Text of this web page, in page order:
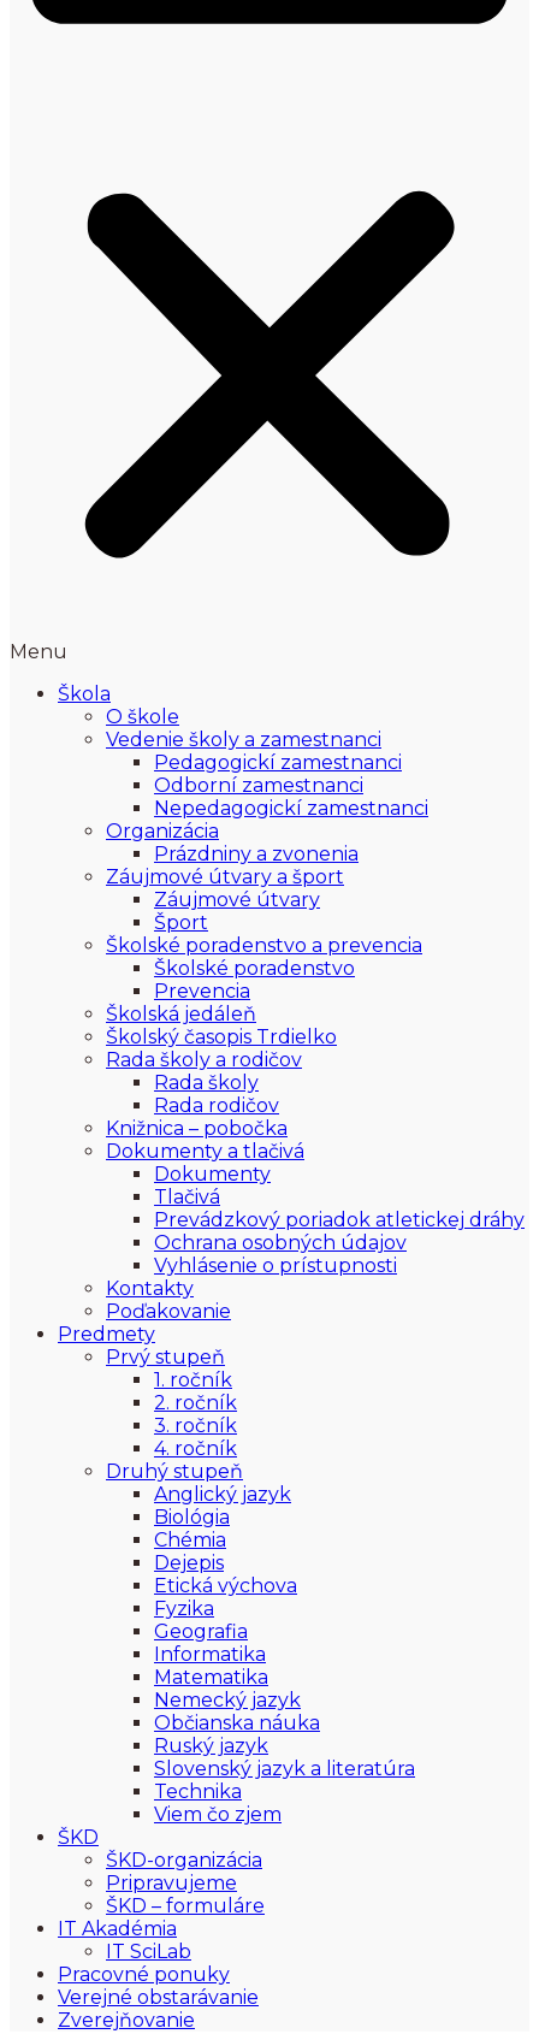
Menu
Škola
O škole
Vedenie školy a zamestnanci
Pedagogickí zamestnanci
Odborní zamestnanci
Nepedagogickí zamestnanci
Organizácia
Prázdniny a zvonenia
Záujmové útvary a šport
Záujmové útvary
Šport
Školské poradenstvo a prevencia
Školské poradenstvo
Prevencia
Školská jedáleň
Školský časopis Trdielko
Rada školy a rodičov
Rada školy
Rada rodičov
Knižnica – pobočka
Dokumenty a tlačivá
Dokumenty
Tlačivá
Prevádzkový poriadok atletickej dráhy
Ochrana osobných údajov
Vyhlásenie o prístupnosti
Kontakty
Poďakovanie
Predmety
Prvý stupeň
1. ročník
2. ročník
3. ročník
4. ročník
Druhý stupeň
Anglický jazyk
Biológia
Chémia
Dejepis
Etická výchova
Fyzika
Geografia
Informatika
Matematika
Nemecký jazyk
Občianska náuka
Ruský jazyk
Slovenský jazyk a literatúra
Technika
Viem čo zjem
ŠKD
ŠKD-organizácia
Pripravujeme
ŠKD – formuláre
IT Akadémia
IT SciLab
Pracovné ponuky
Verejné obstarávanie
Zverejňovanie